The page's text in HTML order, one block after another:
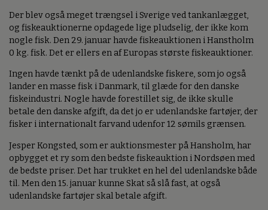
Der blev også meget trængsel i Sverige ved tankanlægget,
og fiskeauktionerne opdagede lige pludselig, der ikke kom
nogle fisk. Den 29. januar havde fiskeauktionen i Hanstholm
0 kg. fisk. Det er ellers en af Europas største fiskeauktioner.
Ingen havde tænkt på de udenlandske fiskere, som jo også
lander en masse fisk i Danmark, til glæde for den danske
fiskeindustri. Nogle havde forestillet sig, de ikke skulle
betale den danske afgift, da det jo er udenlandske fartøjer, der
fisker i internationalt farvand udenfor 12 sømils grænsen.
Jesper Kongsted, som er auktionsmester på Hansholm, har
opbygget et ry som den bedste fiskeauktion i Nordsøen med
de bedste priser. Det har trukket en hel del udenlandske både
til. Men den 15. januar kunne Skat så slå fast, at også
udenlandske fartøjer skal betale afgift.